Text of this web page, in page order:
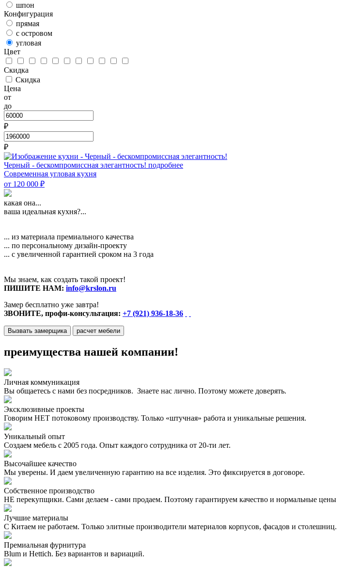
шпон
Конфигурация
прямая
с островом
угловая
Цвет
Скидка
Скидка
Цена
от
до
₽
₽
Черный - бескомпромиссная элегантность! подробнее
Современная угловая кухня
от 120 000 ₽
какая она...
ваша идеальная кухня?...
... из материала премиального качества
... по персональному дизайн-проекту
... с увеличенной гарантией сроком на 3 года
Мы знаем, как создать такой проект!
ПИШИТЕ НАМ: info@krslon.ru
Замер бесплатно уже завтра!
ЗВОНИТЕ, профи-консультация: +7 (921) 936-18-36
Вызвать замерщика расчет мебели
преимущества нашей компании!
Личная коммуникация
Вы общаетесь с нами без посредников. Знаете нас лично. Поэтому можете доверять.
Эксклюзивные проекты
Говорим НЕТ потоковому производству. Только «штучная» работа и уникальные решения.
Уникальный опыт
Создаем мебель с 2005 года. Опыт каждого сотрудника от 20-ти лет.
Высочайшее качество
Мы уверены. И даем увеличенную гарантию на все изделия. Это фиксируется в договоре.
Собственное производство
НЕ перекупщики. Сами делаем - сами продаем. Поэтому гарантируем качество и нормальные цены
Лучшие материалы
С Китаем не работаем. Только элитные производители материалов корпусов, фасадов и столешниц.
Премиальная фурнитура
Blum и Hettich. Без вариантов и вариаций.